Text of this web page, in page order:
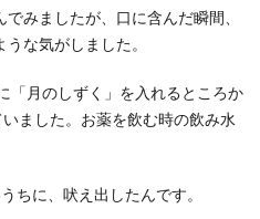
みましたが、口に含んだ瞬間、
な気がしました。
「月のしずく」を入れるところか
ました。お薬を飲む時の飲み水
に、吠え出したんです。